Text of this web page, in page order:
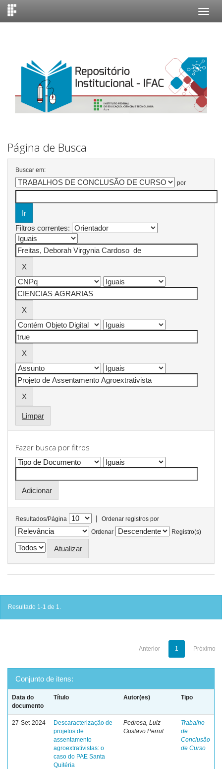
Página de Busca
Buscar em:
por
Filtros correntes:
Limpar
Fazer busca por fitros
Resultados/Página |
Ordenar registros por
Ordenar
Registro(s)
Resultado 1-1 de 1.
Anterior 1 Próximo
Conjunto de itens:
Data do
documento
Título Autor(es) Tipo
27-Set-2024
Descaracterização de
projetos de
assentamento
agroextrativistas: o
caso do PAE Santa
Quitéria
Pedrosa, Luiz
Gustavo Perrut
Trabalho
de
Conclusão
de Curso